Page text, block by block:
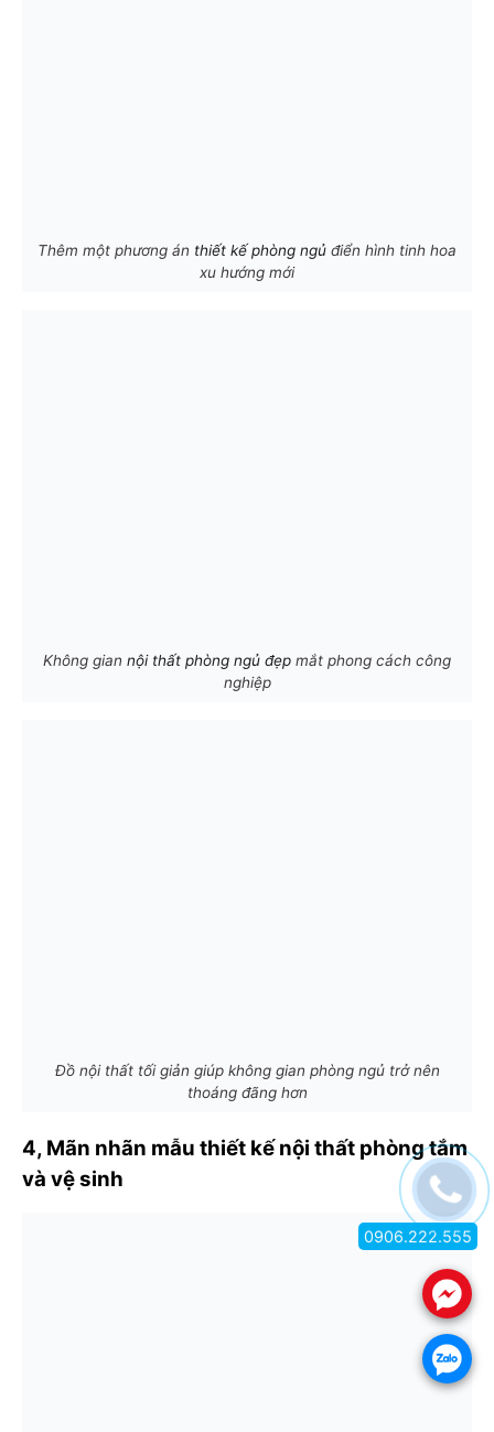
Thêm một phương án thiết kế phòng ngủ điển hình tinh hoa
xu hướng mới
Không gian nội thất phòng ngủ đẹp mắt phong cách công
nghiệp
Đồ nội thất tối giản giúp không gian phòng ngủ trở nên
thoáng đãng hơn
4, Mãn nhãn mẫu thiết kế nội thất phòng tắm
và vệ sinh
.
.
0906.222.555